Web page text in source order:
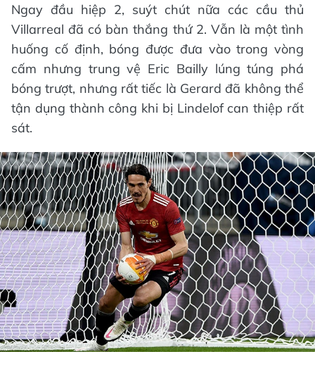
Ngay đầu hiệp 2, suýt chút nữa các cầu thủ
Villarreal đã có bàn thắng thứ 2. Vẫn là một tình
huống cố định, bóng được đưa vào trong vòng
cấm nhưng trung vệ Eric Bailly lúng túng phá
bóng trượt, nhưng rất tiếc là Gerard đã không thể
tận dụng thành công khi bị Lindelof can thiệp rất
sát.